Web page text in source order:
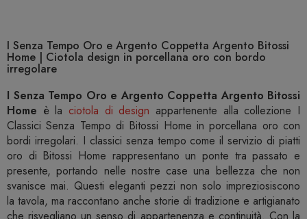
I Senza Tempo Oro e Argento Coppetta Argento Bitossi
Home | Ciotola design in porcellana oro con bordo
irregolare
I Senza Tempo Oro e Argento Coppetta Argento Bitossi
Home è la ciotola di design appartenente alla collezione I
Classici Senza Tempo di Bitossi Home in porcellana oro con
bordi irregolari. I classici senza tempo come il servizio di piatti
oro di Bitossi Home rappresentano un ponte tra passato e
presente, portando nelle nostre case una bellezza che non
svanisce mai. Questi eleganti pezzi non solo impreziosiscono
la tavola, ma raccontano anche storie di tradizione e artigianato